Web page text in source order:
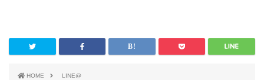
HOME LINE@